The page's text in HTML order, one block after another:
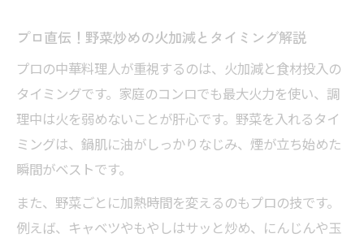
プロ直伝！野菜炒めの火加減とタイミング解説
プロの中華料理人が重視するのは、火加減と食材投入の
タイミングです。家庭のコンロでも最大火力を使い、調
理中は火を弱めないことが肝心です。野菜を入れるタイ
ミングは、鍋肌に油がしっかりなじみ、煙が立ち始めた
瞬間がベストです。
また、野菜ごとに加熱時間を変えるのもプロの技です。
例えば、キャベツやもやしはサッと炒め、にんじんや玉